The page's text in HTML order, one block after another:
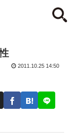
2011.10.25 14:50